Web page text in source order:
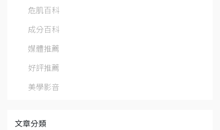
危肌百科
成分百科
媒體推薦
好評推薦
美學影音
文章分類